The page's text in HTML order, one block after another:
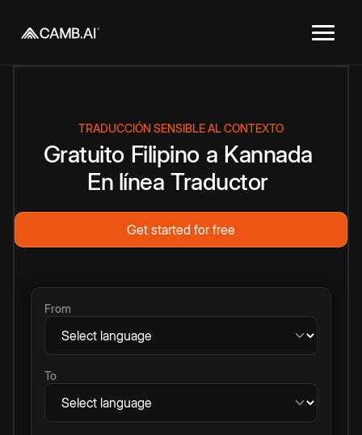
TRADUCCIÓN SENSIBLE AL CONTEXTO
Gratuito Filipino a Kannada
En línea Traductor
Get started for free
From
To